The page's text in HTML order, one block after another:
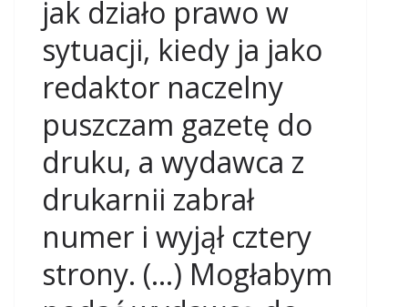
jak działo prawo w
sytuacji, kiedy ja jako
redaktor naczelny
puszczam gazetę do
druku, a wydawca z
drukarnii zabrał
numer i wyjął cztery
strony. (…) Mogłabym